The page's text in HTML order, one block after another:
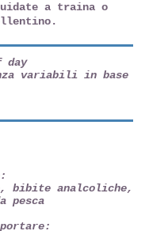
a traina o
day
variabili in base
bibite analcoliche,
pesca